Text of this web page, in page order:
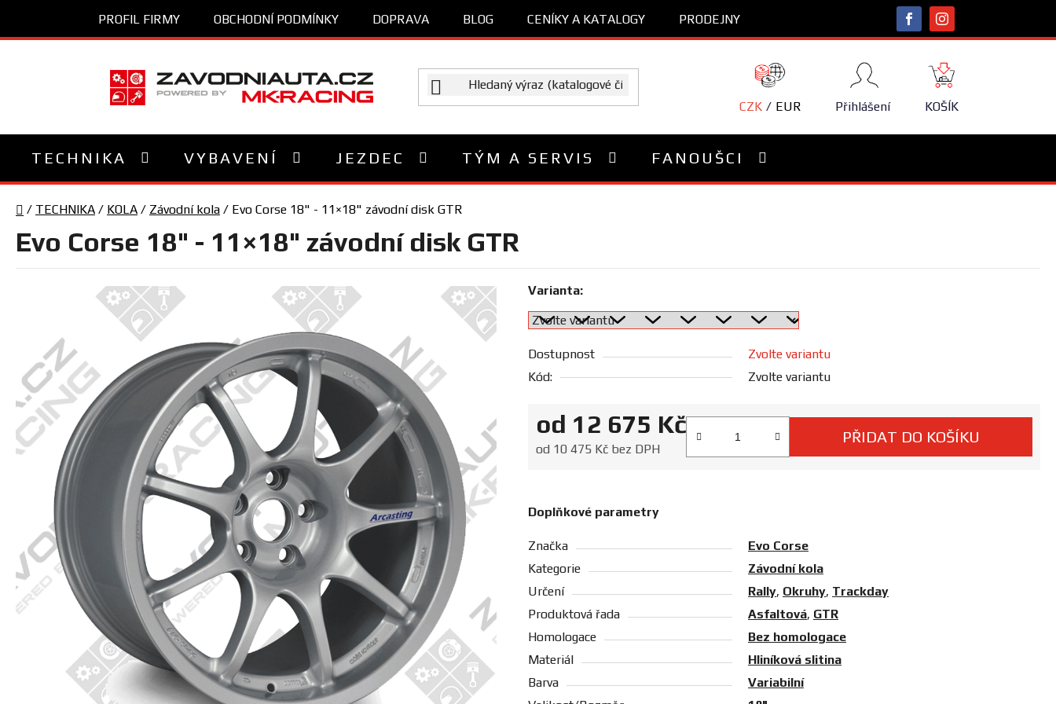
obsah
PROFIL FIRMY OBCHODNÍ PODMÍNKY DOPRAVA BLOG CENÍKY A KATALOGY PRODEJNY
CZK EUR Přihlášení
NÁKUPNÍ
KOŠÍK
KOŠÍK
TECHNIKA VYBAVENÍ JEZDEC TÝM A SERVIS FANOUŠCI
Domů
/ TECHNIKA / KOLA / Závodní kola / Evo Corse 18" - 11×18" závodní disk GTR
Evo Corse 18" - 11×18" závodní disk GTR
Varianta:
Dostupnost
Zvolte variantu
Kód:
Zvolte variantu
od 12 675 Kč
od 10 475 Kč bez DPH
PŘIDAT DO KOŠÍKU
Doplňkové parametry
Značka
Evo Corse
Kategorie
Závodní kola
Určení
Rally, Okruhy, Trackday
Produktová řada
Asfaltová, GTR
Homologace
Bez homologace
Materiál
Hliníková slitina
Barva
Variabilní